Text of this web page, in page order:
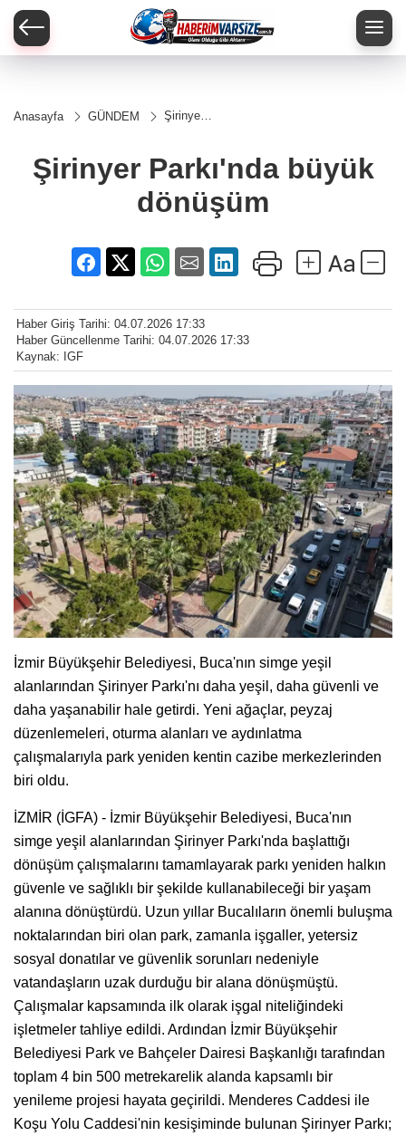
Anasayfa GÜNDEM
Şirinyer
dönüşüm
Şirinyer Parkı'nda büyük
dönüşüm
Haber Giriş Tarihi: 04.07.2026 17:33
Haber Güncellenme Tarihi: 04.07.2026 17:33
Kaynak: IGF
İzmir Büyükşehir Belediyesi, Buca'nın simge yeşil
alanlarından Şirinyer Parkı'nı daha yeşil, daha güvenli ve
daha yaşanabilir hale getirdi. Yeni ağaçlar, peyzaj
düzenlemeleri, oturma alanları ve aydınlatma
çalışmalarıyla park yeniden kentin cazibe merkezlerinden
biri oldu.
İZMİR (İGFA) - İzmir Büyükşehir Belediyesi, Buca'nın
simge yeşil alanlarından Şirinyer Parkı'nda başlattığı
dönüşüm çalışmalarını tamamlayarak parkı yeniden halkın
güvenle ve sağlıklı bir şekilde kullanabileceği bir yaşam
alanına dönüştürdü. Uzun yıllar Bucalıların önemli buluşma
noktalarından biri olan park, zamanla işgaller, yetersiz
sosyal donatılar ve güvenlik sorunları nedeniyle
vatandaşların uzak durduğu bir alana dönüşmüştü.
Çalışmalar kapsamında ilk olarak işgal niteliğindeki
işletmeler tahliye edildi. Ardından İzmir Büyükşehir
Belediyesi Park ve Bahçeler Dairesi Başkanlığı tarafından
toplam 4 bin 500 metrekarelik alanda kapsamlı bir
yenileme projesi hayata geçirildi. Menderes Caddesi ile
Koşu Yolu Caddesi'nin kesişiminde bulunan Şirinyer Parkı;